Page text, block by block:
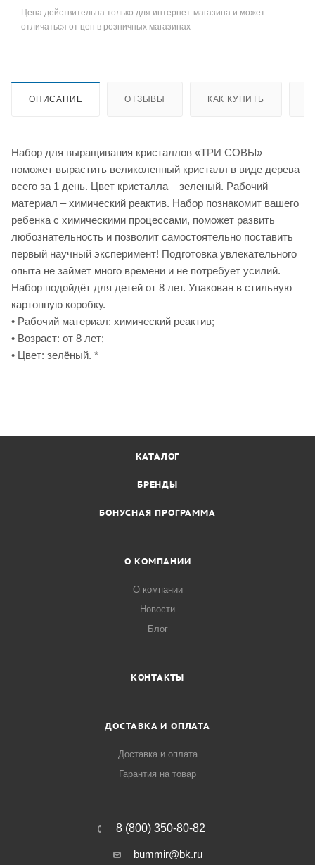
Цена действительна только для интернет-магазина и может
отличаться от цен в розничных магазинах
ОПИСАНИЕ ОТЗЫВЫ КАК КУПИТЬ
Набор для выращивания кристаллов «ТРИ СОВЫ»
поможет вырастить великолепный кристалл в виде дерева
всего за 1 день. Цвет кристалла – зеленый. Рабочий
материал – химический реактив. Набор познакомит вашего
ребенка с химическими процессами, поможет развить
любознательность и позволит самостоятельно поставить
первый научный эксперимент! Подготовка увлекательного
опыта не займет много времени и не потребует усилий.
Набор подойдёт для детей от 8 лет. Упакован в стильную
картонную коробку.
• Рабочий материал: химический реактив;
• Возраст: от 8 лет;
• Цвет: зелёный. *
КАТАЛОГ
БРЕНДЫ
БОНУСНАЯ ПРОГРАММА
О КОМПАНИИ
О компании
Новости
Блог
КОНТАКТЫ
ДОСТАВКА И ОПЛАТА
Доставка и оплата
Гарантия на товар
8 (800) 350-80-82
bummir@bk.ru